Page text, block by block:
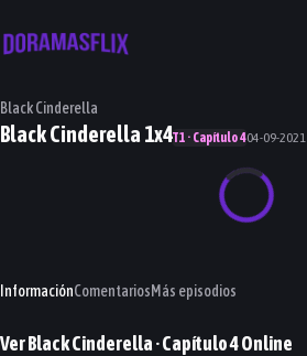
Black Cinderella
Black Cinderella 1x4T1 · Capítulo 404-09-2021
InformaciónComentariosMás episodios
VerBlack Cinderella· Capítulo4Online